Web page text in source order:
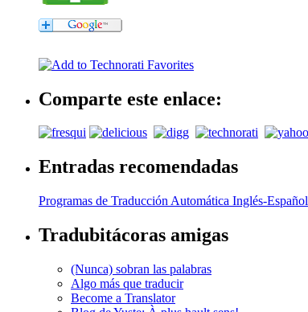
Comparte este enlace:
Entradas recomendadas
Programas de Traducción Automática Inglés-Español
Tradubitácoras amigas
(Nunca) sobran las palabras
Algo más que traducir
Become a Translator